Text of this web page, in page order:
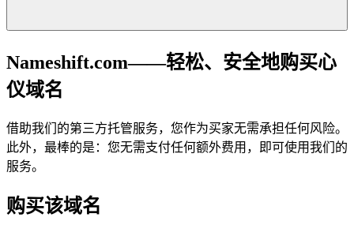
Nameshift.com——轻松、安全地购买心
仪域名
借助我们的第三方托管服务，您作为买家无需承担任何风险。
此外，最棒的是：您无需支付任何额外费用，即可使用我们的
服务。
购买该域名